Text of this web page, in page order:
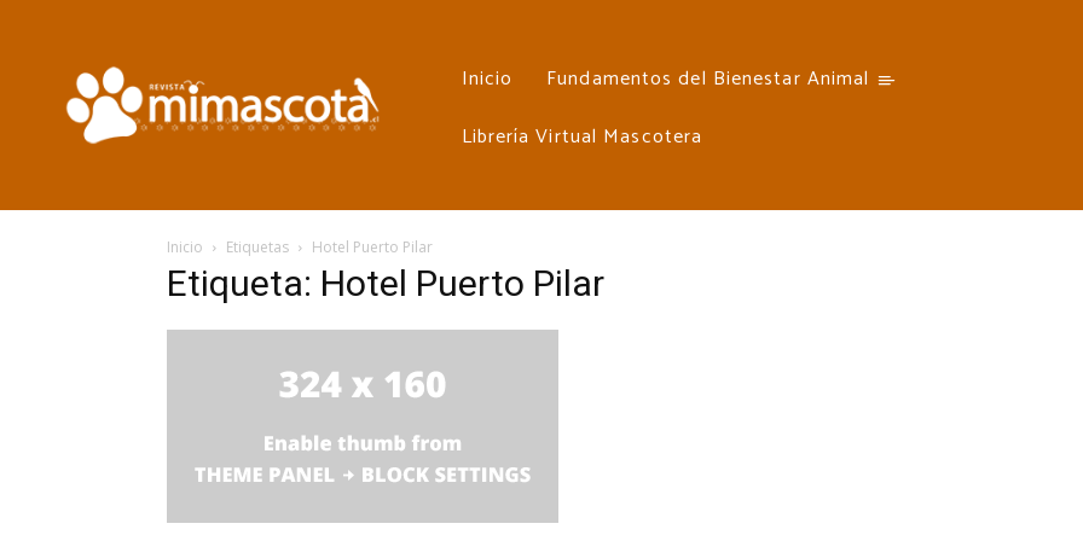
Inicio
Fundamentos del Bienestar Animal
Librería Virtual Mascotera
Inicio Etiquetas Hotel Puerto Pilar
Etiqueta: Hotel Puerto Pilar